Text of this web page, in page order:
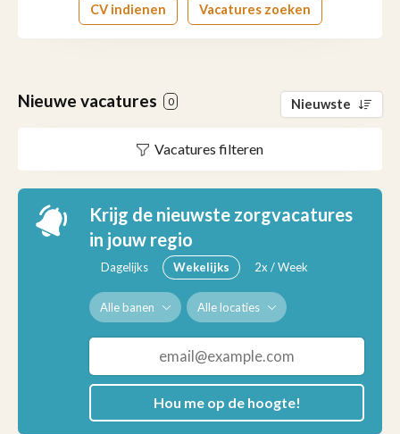
CV indienen Vacatures zoeken
Nieuwe vacatures 0 Nieuwste
Vacatures filteren
Krijg de nieuwste zorgvacatures
in jouw regio
Dagelijks Wekelijks 2x / Week
Alle banen Alle locaties
Hou me op de hoogte!